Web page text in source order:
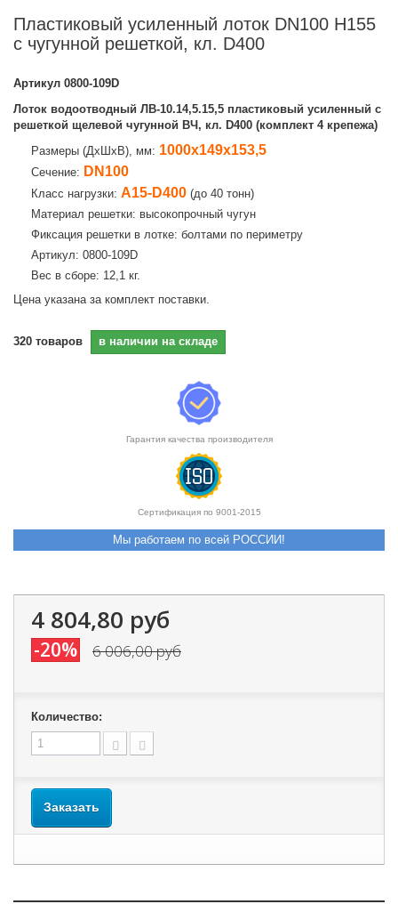
Пластиковый усиленный лоток DN100 H155
с чугунной решеткой, кл. D400
Артикул 0800-109D
Лоток водоотводный ЛВ-10.14,5.15,5 пластиковый усиленный с
решеткой щелевой чугунной ВЧ, кл. D400 (комплект 4 крепежа)
Размеры (ДхШхВ), мм: 1000х149х153,5
Сечение: DN100
Класс нагрузки: A15-D400 (до 40 тонн)
Материал решетки: высокопрочный чугун
Фиксация решетки в лотке: болтами по периметру
Артикул: 0800-109D
Вес в сборе: 12,1 кг.
Цена указана за комплект поставки.
320 товаров в наличии на складе
Гарантия качества производителя
Сертификация по 9001-2015
Мы работаем по всей РОССИИ!
4 804,80 руб
-20% 6 006,00 руб
Количество:
Заказать